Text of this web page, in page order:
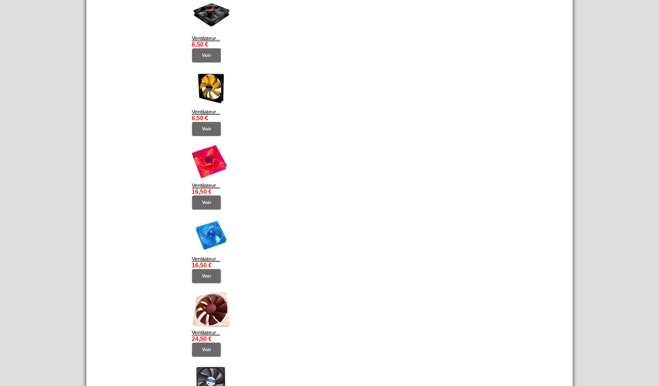
Ventilateur...
6,50 €
Voir
Ventilateur...
6,50 €
Voir
Ventilateur...
16,50 €
Voir
Ventilateur...
16,50 €
Voir
Ventilateur...
24,50 €
Voir